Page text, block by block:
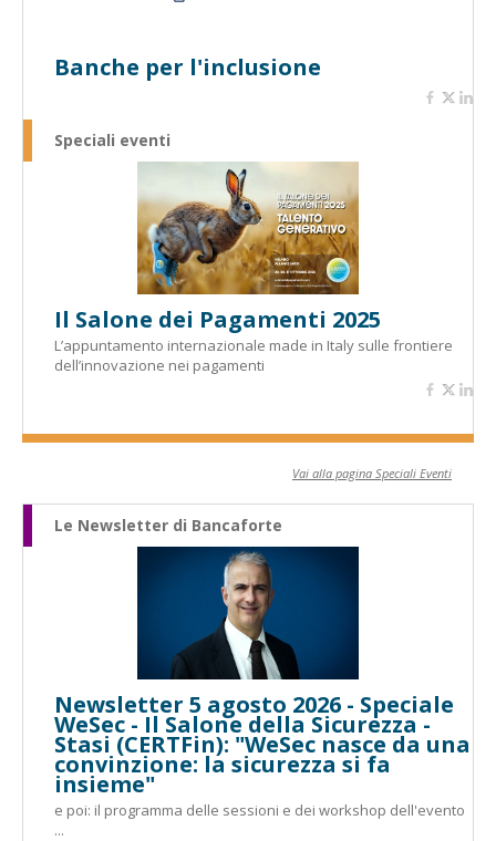
Banche per l'inclusione
Speciali eventi
Il Salone dei Pagamenti 2025
L’appuntamento internazionale made in Italy sulle frontiere
dell’innovazione nei pagamenti
Vai alla pagina Speciali Eventi
Le Newsletter di Bancaforte
Newsletter 5 agosto 2026 - Speciale
WeSec - Il Salone della Sicurezza -
Stasi (CERTFin): "WeSec nasce da una
convinzione: la sicurezza si fa
insieme"
e poi: il programma delle sessioni e dei workshop dell'evento
...